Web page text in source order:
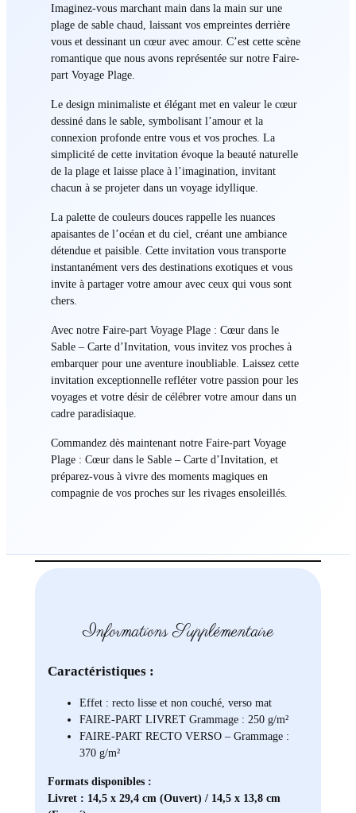
Imaginez-vous marchant main dans la main sur une
plage de sable chaud, laissant vos empreintes derrière
vous et dessinant un cœur avec amour. C’est cette scène
romantique que nous avons représentée sur notre Faire-
part Voyage Plage.
Le design minimaliste et élégant met en valeur le cœur
dessiné dans le sable, symbolisant l’amour et la
connexion profonde entre vous et vos proches. La
simplicité de cette invitation évoque la beauté naturelle
de la plage et laisse place à l’imagination, invitant
chacun à se projeter dans un voyage idyllique.
La palette de couleurs douces rappelle les nuances
apaisantes de l’océan et du ciel, créant une ambiance
détendue et paisible. Cette invitation vous transporte
instantanément vers des destinations exotiques et vous
invite à partager votre amour avec ceux qui vous sont
chers.
Avec notre Faire-part Voyage Plage : Cœur dans le
Sable – Carte d’Invitation, vous invitez vos proches à
embarquer pour une aventure inoubliable. Laissez cette
invitation exceptionnelle refléter votre passion pour les
voyages et votre désir de célébrer votre amour dans un
cadre paradisiaque.
Commandez dès maintenant notre Faire-part Voyage
Plage : Cœur dans le Sable – Carte d’Invitation, et
préparez-vous à vivre des moments magiques en
compagnie de vos proches sur les rivages ensoleillés.
Informations Supplémentaire
Caractéristiques :
Effet : recto lisse et non couché, verso mat
FAIRE-PART LIVRET Grammage : 250 g/m²
FAIRE-PART RECTO VERSO – Grammage :
370 g/m²
Formats disponibles :
Livret : 14,5 x 29,4 cm (Ouvert) / 14,5 x 13,8 cm